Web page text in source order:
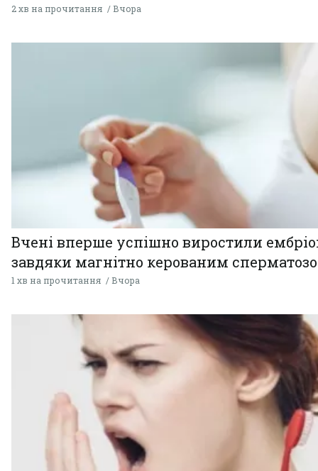
2 хв на прочитання Вчора
Вчені вперше успішно виростили
завдяки магнітно керованим
1 хв на прочитання Вчора